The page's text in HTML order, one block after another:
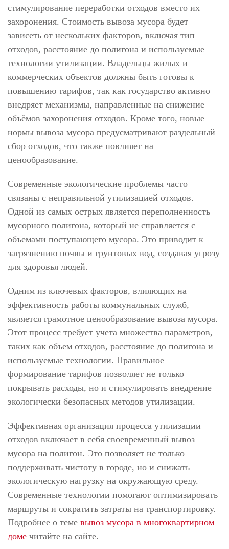
стимулирование переработки отходов вместо их
захоронения. Стоимость вывоза мусора будет
зависеть от нескольких факторов, включая тип
отходов, расстояние до полигона и используемые
технологии утилизации. Владельцы жилых и
коммерческих объектов должны быть готовы к
повышению тарифов, так как государство активно
внедряет механизмы, направленные на снижение
объёмов захоронения отходов. Кроме того, новые
нормы вывоза мусора предусматривают раздельный
сбор отходов, что также повлияет на
ценообразование.
Современные экологические проблемы часто
связаны с неправильной утилизацией отходов.
Одной из самых острых является переполненность
мусорного полигона, который не справляется с
объемами поступающего мусора. Это приводит к
загрязнению почвы и грунтовых вод, создавая угрозу
для здоровья людей.
Одним из ключевых факторов, влияющих на
эффективность работы коммунальных служб,
является грамотное ценообразование вывоза мусора.
Этот процесс требует учета множества параметров,
таких как объем отходов, расстояние до полигона и
используемые технологии. Правильное
формирование тарифов позволяет не только
покрывать расходы, но и стимулировать внедрение
экологически безопасных методов утилизации.
Эффективная организация процесса утилизации
отходов включает в себя своевременный вывоз
мусора на полигон. Это позволяет не только
поддерживать чистоту в городе, но и снижать
экологическую нагрузку на окружающую среду.
Современные технологии помогают оптимизировать
маршруты и сократить затраты на транспортировку.
Подробнее о теме вывоз мусора в многоквартирном
доме читайте на сайте.